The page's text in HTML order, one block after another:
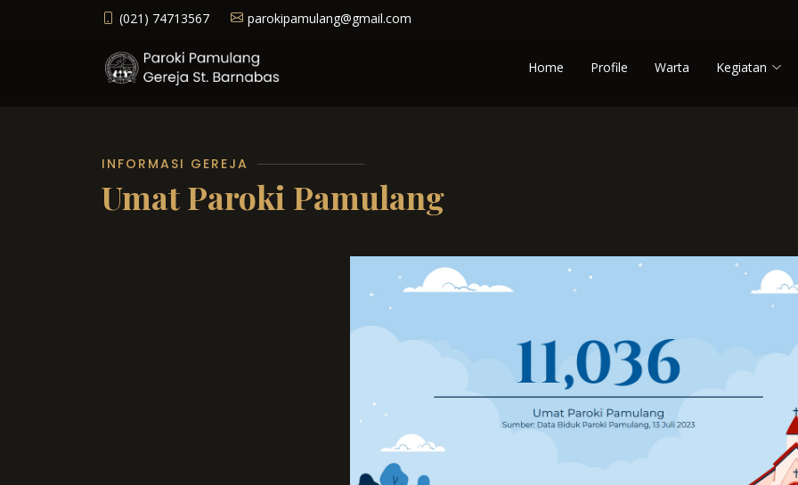
(021) 74713567 parokipamulang@gmail.com
Home Profile Warta Kegiatan
INFORMASI GEREJA
Umat Paroki Pamulang